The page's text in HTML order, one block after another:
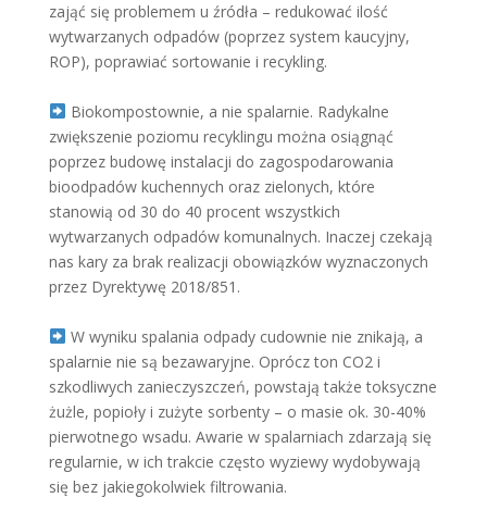
zająć się problemem u źródła – redukować ilość
wytwarzanych odpadów (poprzez system kaucyjny,
ROP), poprawiać sortowanie i recykling.
Biokompostownie, a nie spalarnie. Radykalne
zwiększenie poziomu recyklingu można osiągnąć
poprzez budowę instalacji do zagospodarowania
bioodpadów kuchennych oraz zielonych, które
stanowią od 30 do 40 procent wszystkich
wytwarzanych odpadów komunalnych. Inaczej czekają
nas kary za brak realizacji obowiązków wyznaczonych
przez Dyrektywę 2018/851.
W wyniku spalania odpady cudownie nie znikają, a
spalarnie nie są bezawaryjne. Oprócz ton CO2 i
szkodliwych zanieczyszczeń, powstają także toksyczne
żużle, popioły i zużyte sorbenty – o masie ok. 30-40%
pierwotnego wsadu. Awarie w spalarniach zdarzają się
regularnie, w ich trakcie często wyziewy wydobywają
się bez jakiegokolwiek filtrowania.